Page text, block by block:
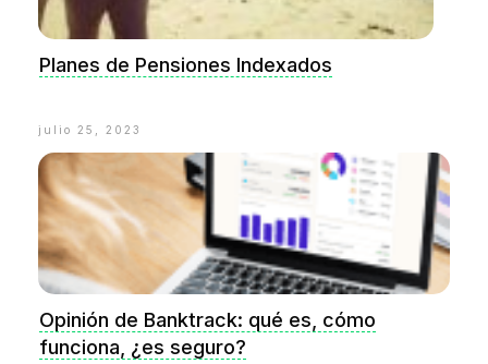
Planes de Pensiones Indexados
julio 25, 2023
Opinión de Banktrack: qué es, cómo
funciona, ¿es seguro?